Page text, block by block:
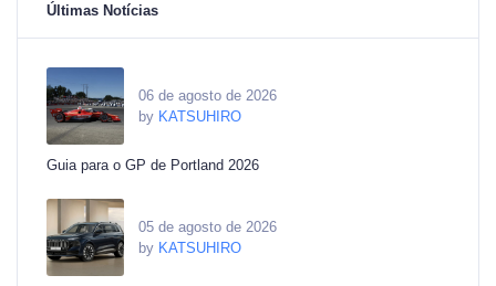
Últimas Notícias
06 de agosto de 2026
by KATSUHIRO
Guia para o GP de Portland 2026
05 de agosto de 2026
by KATSUHIRO